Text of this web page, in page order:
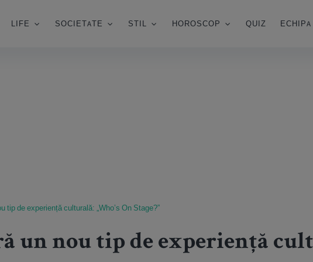
LIFE SOCIETATE STIL HOROSCOP QUIZ ECHIPA
tip de experiență culturală: „Who’s On Stage?”
un nou tip de experiență